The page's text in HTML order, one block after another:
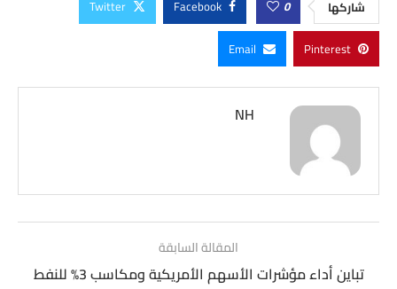
شاركها 0
Facebook
Twitter
Pinterest
Email
NH
المقالة السابقة
تباين أداء مؤشرات الأسهم الأمريكية ومكاسب 3% للنفط